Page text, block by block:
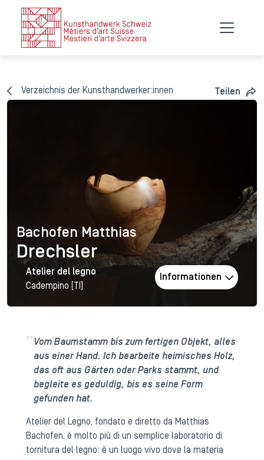
Verzeichnis der Kunsthandwerker:innen Teilen
Bachofen Matthias
Bachofen Matthias
Drechsler
Atelier del legno
Cadempino (TI)
Informationen
Vom Baumstamm bis zum fertigen Objekt, alles
aus einer Hand. Ich bearbeite heimisches Holz,
das oft aus Gärten oder Parks stammt, und
begleite es geduldig, bis es seine Form
gefunden hat.
Atelier del Legno, fondato e diretto da Matthias
Bachofen, è molto più di un semplice laboratorio di
tornitura del legno: è un luogo vivo dove la materia